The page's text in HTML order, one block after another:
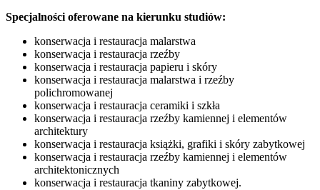
Specjalności oferowane na kierunku studiów:
konserwacja i restauracja malarstwa
konserwacja i restauracja rzeźby
konserwacja i restauracja papieru i skóry
konserwacja i restauracja malarstwa i rzeźby
polichromowanej
konserwacja i restauracja ceramiki i szkła
konserwacja i restauracja rzeźby kamiennej i elementów
architektury
konserwacja i restauracja książki, grafiki i skóry zabytkowej
konserwacja i restauracja rzeźby kamiennej i elementów
architektonicznych
konserwacja i restauracja tkaniny zabytkowej.